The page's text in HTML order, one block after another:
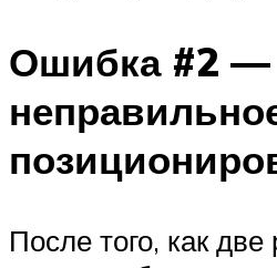
Ошибка #2 —
После того, как две